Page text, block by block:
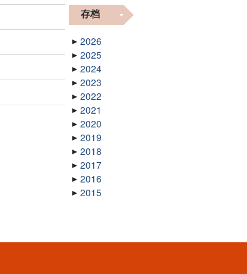
存档
2026
2025
2024
2023
2022
2021
2020
2019
2018
2017
2016
2015